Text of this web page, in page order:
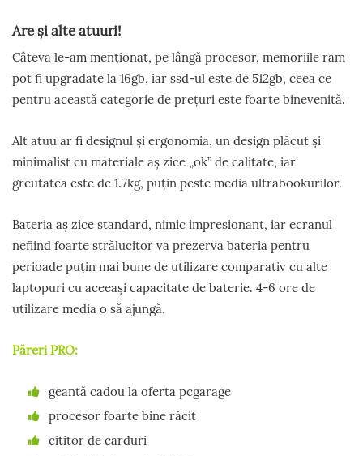
Are și alte atuuri!
Câteva le-am menționat, pe lângă procesor, memoriile ram
pot fi upgradate la 16gb, iar ssd-ul este de 512gb, ceea ce
pentru această categorie de prețuri este foarte binevenită.
Alt atuu ar fi designul și ergonomia, un design plăcut și
minimalist cu materiale aș zice „ok” de calitate, iar
greutatea este de 1.7kg, puțin peste media ultrabookurilor.
Bateria aș zice standard, nimic impresionant, iar ecranul
nefiind foarte strălucitor va prezerva bateria pentru
perioade puțin mai bune de utilizare comparativ cu alte
laptopuri cu aceeași capacitate de baterie. 4-6 ore de
utilizare media o să ajungă.
Păreri PRO:
geantă cadou la oferta pcgarage
procesor foarte bine răcit
cititor de carduri